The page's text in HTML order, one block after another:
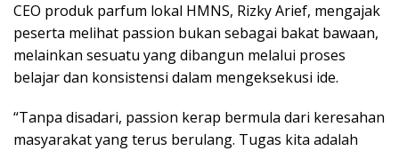
CEO produk parfum lokal HMNS, Rizky Arief, mengajak
peserta melihat passion bukan sebagai bakat bawaan,
melainkan sesuatu yang dibangun melalui proses
belajar dan konsistensi dalam mengeksekusi ide.
“Tanpa disadari, passion kerap bermula dari keresahan
masyarakat yang terus berulang. Tugas kita adalah